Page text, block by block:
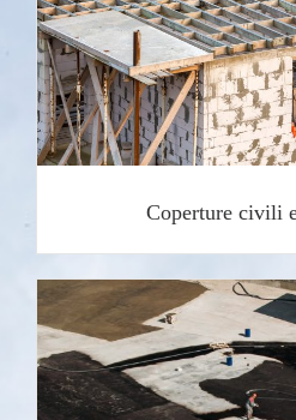
Coperture civili